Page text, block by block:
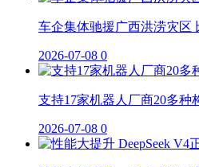
车企集体驰援广西洪涝灾区
2026-07-08 0
支持17家机器人厂商20多种
2026-07-08 0